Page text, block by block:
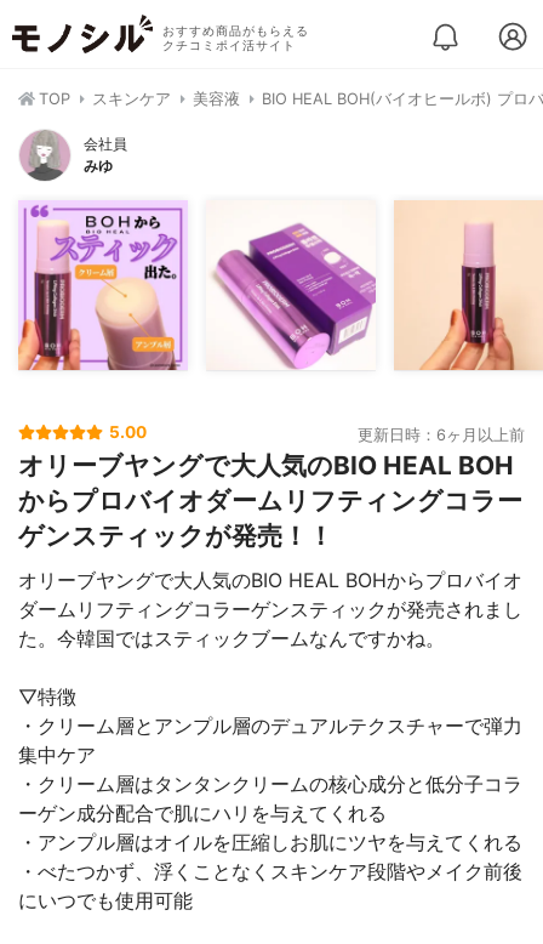
おすすめ商品がもらえる
クチコミポイ活サイト
TOP スキンケア 美容液 BIO HEAL BOH(バイオヒールボ) プロ
会社員
みゆ
5.00 更新日時：6ヶ月以上前
オリーブヤングで大人気のBIO HEAL BOH
からプロバイオダームリフティングコラー
ゲンスティックが発売！！
オリーブヤングで大人気のBIO HEAL BOHからプロバイオ
ダームリフティングコラーゲンスティックが発売されまし
た。今韓国ではスティックブームなんですかね。
▽特徴
・クリーム層とアンプル層のデュアルテクスチャーで弾力
集中ケア
・クリーム層はタンタンクリームの核心成分と低分子コラ
ーゲン成分配合で肌にハリを与えてくれる
・アンプル層はオイルを圧縮しお肌にツヤを与えてくれる
・べたつかず、浮くことなくスキンケア段階やメイク前後
にいつでも使用可能